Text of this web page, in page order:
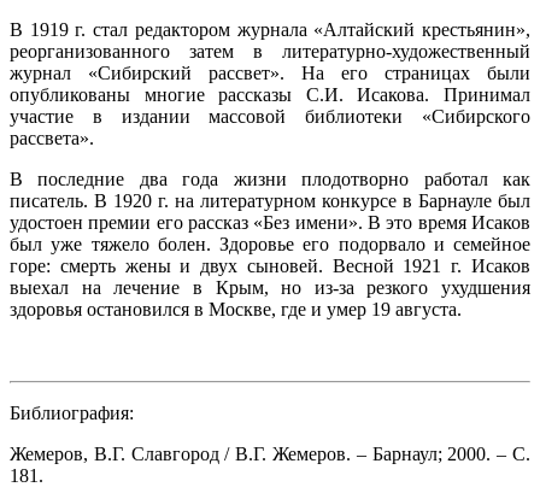
В 1919 г. стал редактором журнала «Алтайский крестьянин»,
реорганизованного затем в литературно-художественный
журнал «Сибирский рассвет». На его страницах были
опубликованы многие рассказы С.И. Исакова. Принимал
участие в издании массовой библиотеки «Сибирского
рассвета».
В последние два года жизни плодотворно работал как
писатель. В 1920 г. на литературном конкурсе в Барнауле был
удостоен премии его рассказ «Без имени». В это время Исаков
был уже тяжело болен. Здоровье его подорвало и семейное
горе: смерть жены и двух сыновей. Весной 1921 г. Исаков
выехал на лечение в Крым, но из-за резкого ухудшения
здоровья остановился в Москве, где и умер 19 августа.
Библиография:
Жемеров, В.Г. Славгород / В.Г. Жемеров. – Барнаул; 2000. – С.
181.